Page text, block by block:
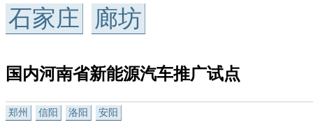
石家庄 廊坊
国内河南省新能源汽车推广试点
郑州 信阳 洛阳 安阳